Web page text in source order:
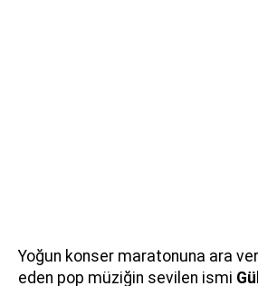
Yoğun konser maratonuna ara
eden pop müziğin sevilen ismi